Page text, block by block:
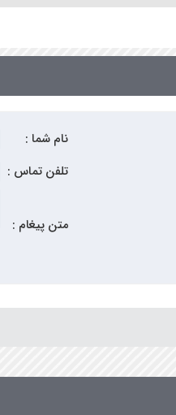
نام شما :
تلفن تماس :
متن پیغام :